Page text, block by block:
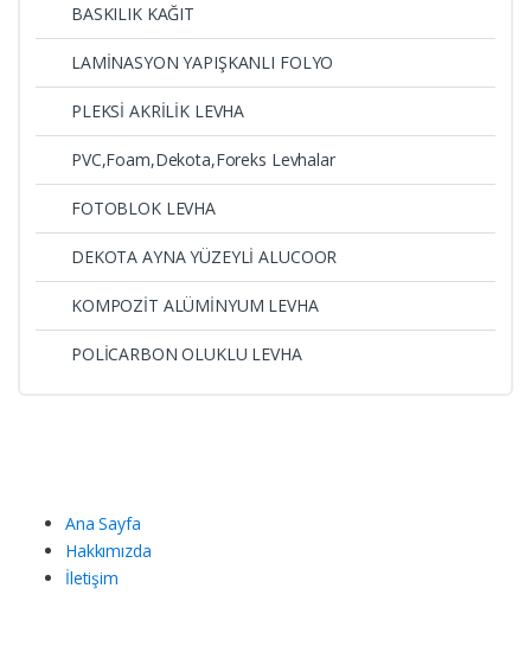
BASKILIK KAĞIT
LAMİNASYON YAPIŞKANLI FOLYO
PLEKSİ AKRİLİK LEVHA
PVC,Foam,Dekota,Foreks Levhalar
FOTOBLOK LEVHA
DEKOTA AYNA YÜZEYLİ ALUCOOR
KOMPOZİT ALÜMİNYUM LEVHA
POLİCARBON OLUKLU LEVHA
Ana Sayfa
Hakkımızda
İletişim